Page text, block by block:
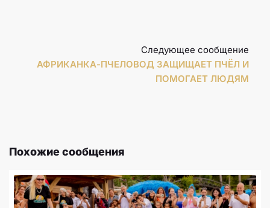
Следующее сообщение
АФРИКАНКА-ПЧЕЛОВОД ЗАЩИЩАЕТ ПЧЁЛ И
ПОМОГАЕТ ЛЮДЯМ
Похожие сообщения